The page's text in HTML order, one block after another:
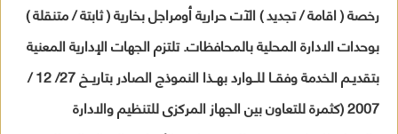
رخصة ( اقامة / تجديد ) الآت حرارية أومراجل بخارية ( ثابتة / متنقلة )
بوحدات الادارة المحلية بالمحافظات. تلتزم الجهات الإدارية المعنية
بتقديـم الخدمة وفقــا للــوارد بهــذا النموذج الصادر بتاريــخ 27/ 12 /
2007 (كثمرة للتعاون بين الجهاز المركزى للتنظيم والادارة